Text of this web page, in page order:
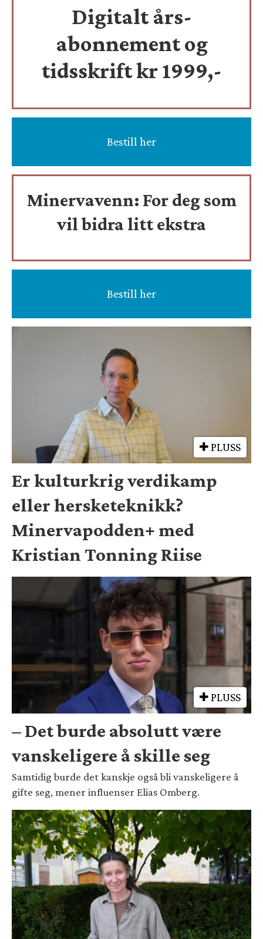
Digitalt års-
abonnement og
tidsskriftkr 1999,-
Bestill her
Minervavenn: For deg som
vil bidra litt ekstra
Bestill her
PLUSS
Er kulturkrig verdikamp
eller hersketeknikk?
Minervapodden+ med
Kristian Tonning Riise
PLUSS
– Det burde absolutt være
vanskeligere å skille seg
Samtidig burde det kanskje også bli vanskeligere å
gifte seg, mener influenser Elias Omberg.